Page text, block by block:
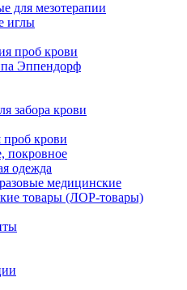
для мезотерапии
иглы
проб крови
Эппендорф
забора крови
проб крови
покровное
одежда
медицинские
товары (ЛОР-товары)